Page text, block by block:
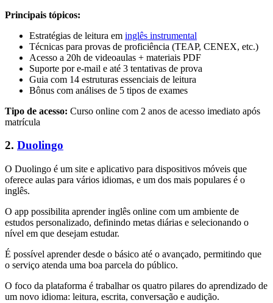
Principais tópicos:
Estratégias de leitura em inglês instrumental
Técnicas para provas de proficiência (TEAP, CENEX, etc.)
Acesso a 20h de videoaulas + materiais PDF
Suporte por e-mail e até 3 tentativas de prova
Guia com 14 estruturas essenciais de leitura
Bônus com análises de 5 tipos de exames
Tipo de acesso: Curso online com 2 anos de acesso imediato após
matrícula
2. Duolingo
O Duolingo é um site e aplicativo para dispositivos móveis que
oferece aulas para vários idiomas, e um dos mais populares é o
inglês.
O app possibilita aprender inglês online com um ambiente de
estudos personalizado, definindo metas diárias e selecionando o
nível em que desejam estudar.
É possível aprender desde o básico até o avançado, permitindo que
o serviço atenda uma boa parcela do público.
O foco da plataforma é trabalhar os quatro pilares do aprendizado de
um novo idioma: leitura, escrita, conversação e audição.